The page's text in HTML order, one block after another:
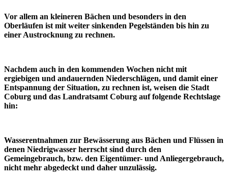
Vor allem an kleineren Bächen und besonders in den
Oberläufen ist mit weiter sinkenden Pegelständen bis hin zu
einer Austrocknung zu rechnen.
Nachdem auch in den kommenden Wochen nicht mit
ergiebigen und andauernden Niederschlägen, und damit einer
Entspannung der Situation, zu rechnen ist, weisen die Stadt
Coburg und das Landratsamt Coburg auf folgende Rechtslage
hin:
Wasserentnahmen zur Bewässerung aus Bächen und Flüssen in
denen Niedrigwasser herrscht sind durch den
Gemeingebrauch, bzw. den Eigentümer- und Anliegergebrauch,
nicht mehr abgedeckt und daher unzulässig.